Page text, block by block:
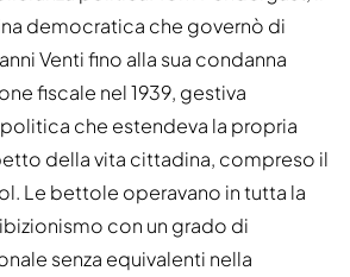
democratica che governò di
Venti fino alla sua condanna
fiscale nel 1939, gestiva
che estendeva la propria
della vita cittadina, compreso il
Le bettole operavano in tutta la
con un grado di
senza equivalenti nella